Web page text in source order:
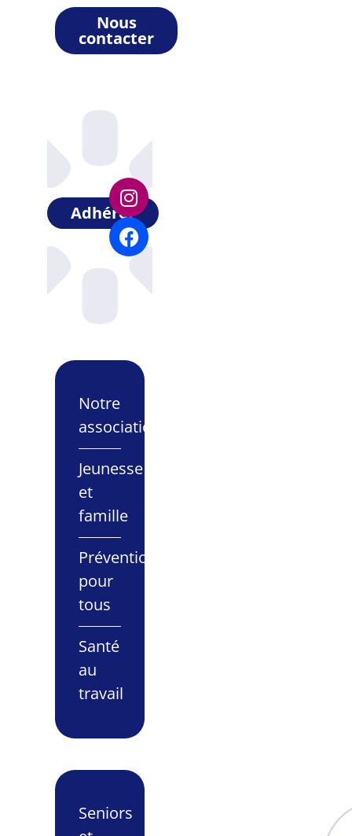
Nous
contacter
Adhérer
Notre
association
Jeunesse
et
famille
Prévention
pour
tous
Santé
au
travail
Seniors